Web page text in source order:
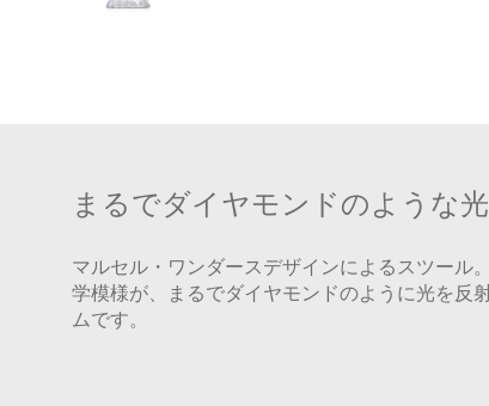
まるでダイヤモンドのような
マルセル・ワンダースデザインによるスツー
学模様が、まるでダイヤモンドのように光を反
ムです。